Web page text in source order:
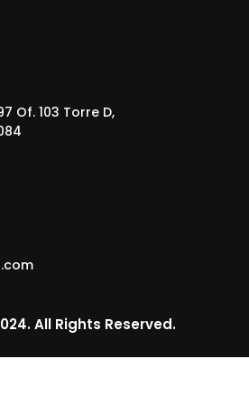
Of. 103 Torre D,
All Rights Reserved.